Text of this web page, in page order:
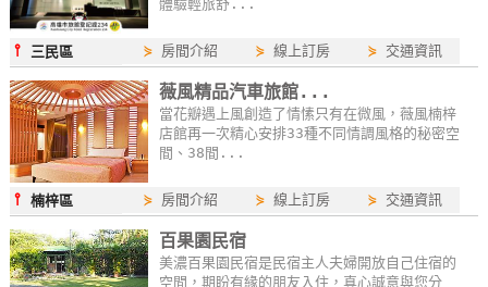
體驗輕旅舒...
⫯ 三民區 ⋟ 房間介紹 ⋟線上訂房 ⋟ 交通資訊
薇風精品汽車旅館...
當花瓣遇上風創造了情愫只有在微風，薇風楠梓
店館再一次精心安排33種不同情調風格的秘密空
間、38間...
⫯楠梓區 ⋟ 房間介紹 ⋟線上訂房 ⋟ 交通資訊
百果園民宿
美濃百果園民宿是民宿主人夫婦開放自己住宿的
空間，期盼有緣的朋友入住，真心誠意與您分